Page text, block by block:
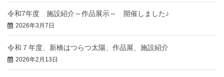
令和7年度 施設紹介～作品展示～ 開催しました♪
2026年3月7日
令和７年度、新橋はつらつ太陽、作品展、施設紹介
2026年2月13日